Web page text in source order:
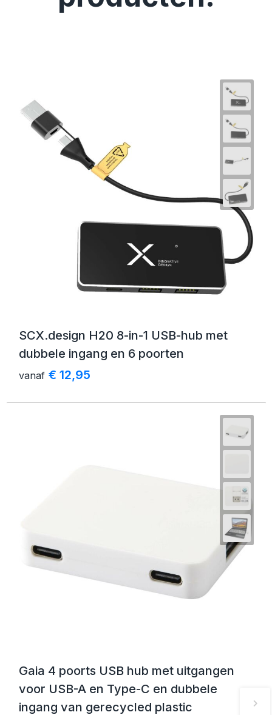
SCX.design H20 8-in-1 USB-hub met
dubbele ingang en 6 poorten
vanaf € 12,95
Gaia 4 poorts USB hub met uitgangen
voor USB-A en Type-C en dubbele
ingang van gerecycled plastic